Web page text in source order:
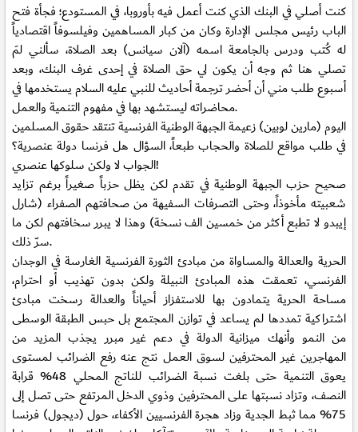
كنت أصلي في البنك الذي كنت أعمل فيه بأوروبا، في المستودع؛ فجأة فتح
الباب رئيس مجلس الإدارة وكان من كبار المساهمين وفيلسوفاً اقتصادياً
له كُتب ودرس بالجامعة اسمه (آلان سيانس) بعد الصلاة، سألني لمَ
تصلي هنا ثم وجه أن يكون لي حق الصلاة في إحدى غرف البنك، وبعد
أسبوع طلب مني أن أحضر ترجمة أحاديث للنبي عليه السلام يستخدمها في
محاضراته ليستشهد بها في مفهوم التنمية والعمل.
اليوم (مارين لوبين) زعيمة الجبهة الوطنية الفرنسية تنتقد حقوق المسلمين
في طلب مواقع للصلاة والحجاب طبعاً، السؤال هل فرنسا دولة عنصرية؟
الجواب لا ولكن سلوكها عنصري!
صحيح حزب الجبهة الوطنية في تقدم لكن يظل حزباً صغيراً برغم تزايد
شعبيته مأخوذاً، وحتى التصرفات السفيهة من صحافتهم الصفراء (شارل
إيبدو لا تطبع أكثر من خمسين الف نسخة) وهذا لا يبرر سخافتهم لكن ما
سرّ ذلك.
الحرية والعدالة والمساواة من مبادئ الثورة الفرنسية الغارسة في الوجدان
الفرنسي، تعمقت هذه المبادئ النبيلة ولكن بدون تهذيب أو احترام،
مساحة الحرية يتمادون بها للاستفزاز أحياناً والعدالة رسخت مبادئ
اشتراكية تمددها لم يساعد في توازن المجتمع بل حبس الطبقة الوسطى
من النمو وأنهك ميزانية الدولة في دعم غير مبرر يجذب المزيد من
المهاجرين غير المحترفين لسوق العمل نتج عنه رفع الضرائب لمستوى
يعوق التنمية حتى بلغت نسبة الضرائب للناتج المحلي 48% قرابة
النصف، وتزاد نسبتها على المحترفين وذوي الدخل المرتفع حتى تصل إلى
75% مما ثبط الجدية وزاد هجرة الفرنسيين الأكفاء، حول (ديجول) فرنسا